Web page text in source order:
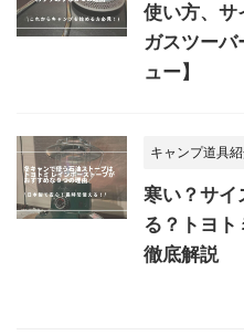
使い方、サ
ガスツー
ュー】
キャンプ道具
寒い？サイ
る？トヨト
徹底解説